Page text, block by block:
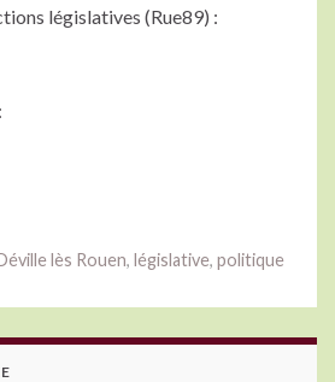
législatives (Rue89) :
lès Rouen, législative, politique